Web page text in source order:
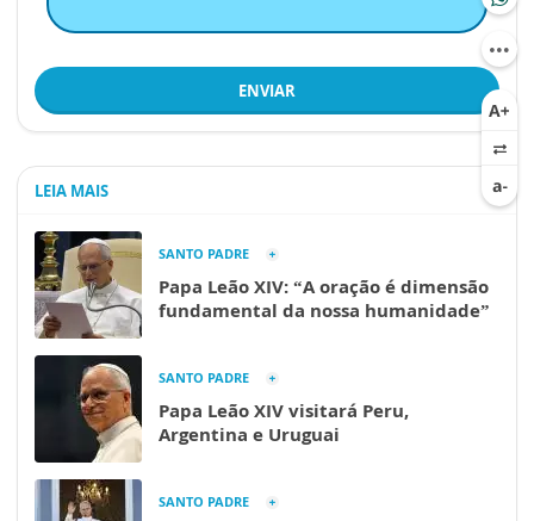
ENVIAR
LEIA MAIS
SANTO PADRE
Papa Leão XIV: “A oração é dimensão
fundamental da nossa humanidade”
SANTO PADRE
Papa Leão XIV visitará Peru,
Argentina e Uruguai
SANTO PADRE